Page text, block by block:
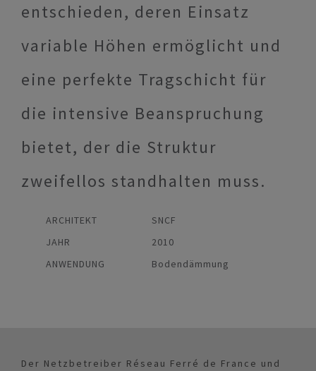
entschieden, deren Einsatz
variable Höhen ermöglicht und
eine perfekte Tragschicht für
die intensive Beanspruchung
bietet, der die Struktur
zweifellos standhalten muss.
ARCHITEKT
SNCF
JAHR
2010
ANWENDUNG
Bodendämmung
Der Netzbetreiber Réseau Ferré de France und